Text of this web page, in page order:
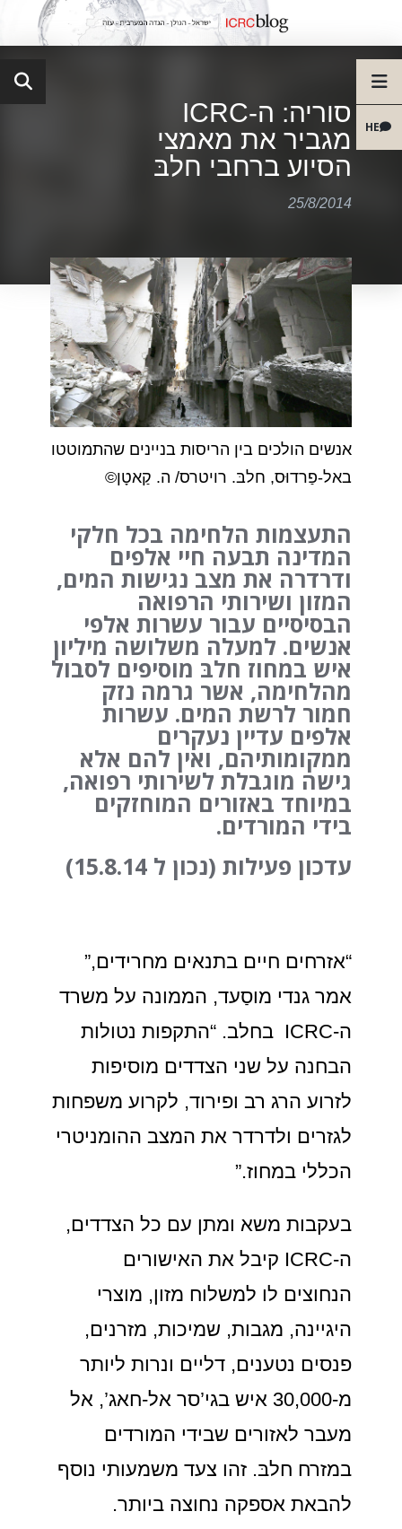
HE
סוריה: ה-ICRC
מגביר את מאמצי
הסיוע ברחבי חלבּ
25/8/2014
אנשים הולכים בין הריסות בניינים שהתמוטטו
באל-פַרדוּס, חלבּ. רויטרס/ ה. קַאטָן©
התעצמות הלחימה בכל חלקי
המדינה תבעה חיי אלפים
ודרדרה את מצב נגישות המים,
המזון ושירותי הרפואה
הבסיסיים עבור עשרות אלפי
אנשים. למעלה משלושה מיליון
איש במחוז חלבּ מוסיפים לסבול
מהלחימה, אשר גרמה נזק
חמור לרשת המים. עשרות
אלפים עדיין נעקרים
ממקומותיהם, ואין להם אלא
גישה מוגבלת לשירותי רפואה,
במיוחד באזורים המוחזקים
בידי המורדים.
עדכון פעילות (נכון ל 15.8.14)
“אזרחים חיים בתנאים מחרידים,”
אמר גנדי מוסַעד, הממונה על משרד
ה-ICRC בחלב. “התקפות נטולות
הבחנה על שני הצדדים מוסיפות
לזרוע הרג רב ופירוד, לקרוע משפחות
לגזרים ולדרדר את המצב ההומניטרי
הכללי במחוז.”
בעקבות משא ומתן עם כל הצדדים,
ה-ICRC קיבל את האישורים
הנחוצים לו למשלוח מזון, מוצרי
היגיינה, מגבות, שמיכות, מזרנים,
פנסים נטענים, דליים ונרות ליותר
מ-30,000 איש בגי’סר אל-חאג’, אל
מעבר לאזורים שבידי המורדים
במזרח חלבּ. זהו צעד משמעותי נוסף
להבאת אספקה נחוצה ביותר.